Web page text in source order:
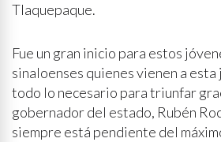
Tlaquepaque.
Fue un gran inicio para estos
sinaloenses quienes vienen a
todo lo necesario para triunfar
gobernador del estado, Rubén
siempre está pendiente del